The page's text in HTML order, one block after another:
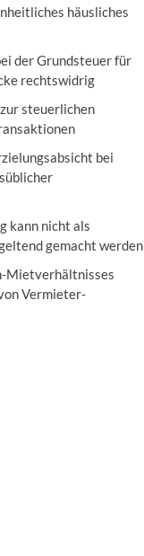
häusliches
der Grundsteuer für
rechtswidrig
steuerlichen
bei
kann nicht als
gemacht werden
Mietverhältnisses
Vermieter-